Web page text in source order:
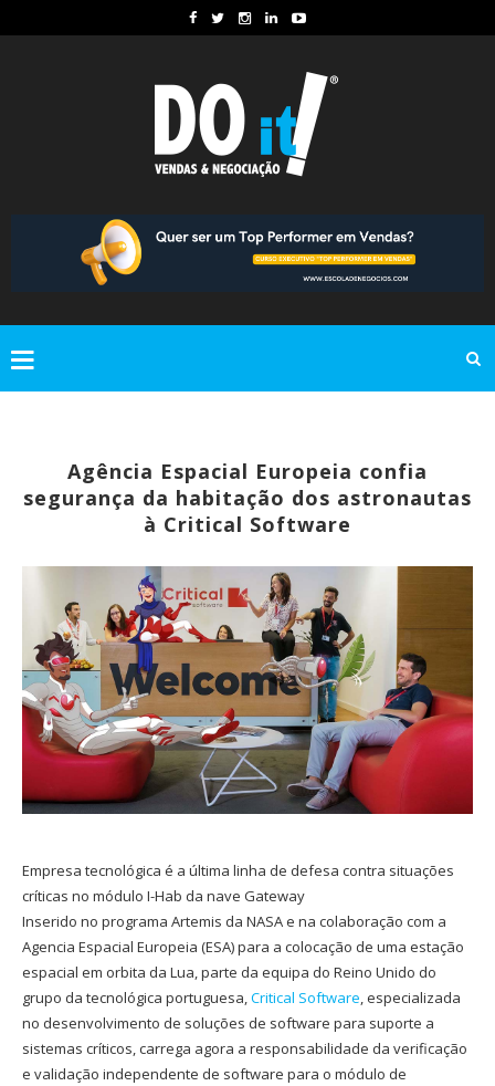
Agência Espacial Europeia confia
segurança da habitação dos astronautas
à Critical Software
Empresa tecnológica é a última linha de defesa contra situações
críticas no módulo I-Hab da nave Gateway
Inserido no programa Artemis da NASA e na colaboração com a
Agencia Espacial Europeia (ESA) para a colocação de uma estação
espacial em orbita da Lua, parte da equipa do Reino Unido do
grupo da tecnológica portuguesa,Critical Software, especializada
no desenvolvimento de soluções de software para suporte a
sistemas críticos, carrega agora a responsabilidade da verificação
e validação independente de software para o módulo de